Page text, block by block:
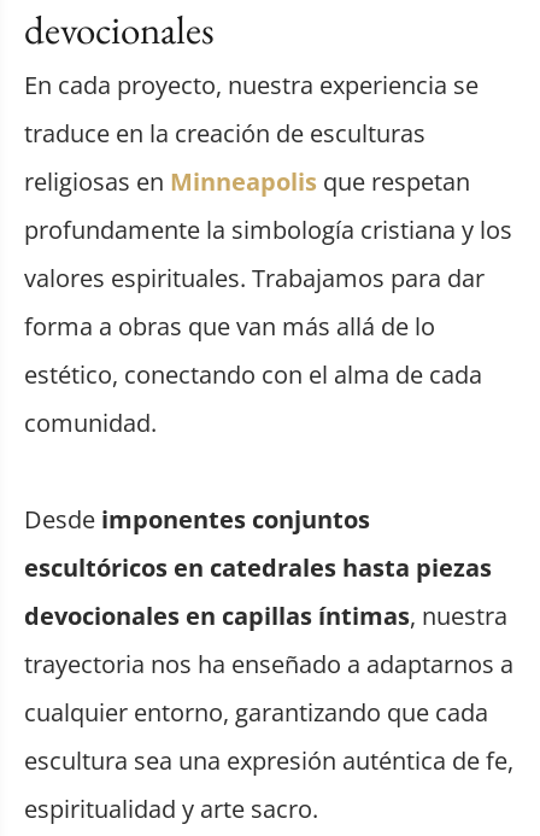
devocionales
En cada proyecto, nuestra experiencia se
traduce en la creación de esculturas
religiosas en Minneapolis que respetan
profundamente la simbología cristiana y los
valores espirituales. Trabajamos para dar
forma a obras que van más allá de lo
estético, conectando con el alma de cada
comunidad.
Desde imponentes conjuntos
escultóricos en catedrales hasta piezas
devocionales en capillas íntimas, nuestra
trayectoria nos ha enseñado a adaptarnos a
cualquier entorno, garantizando que cada
escultura sea una expresión auténtica de fe,
espiritualidad y arte sacro.